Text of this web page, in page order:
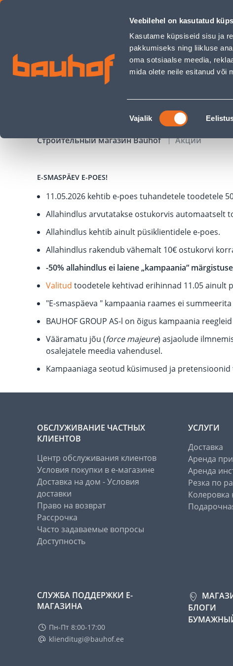
Veebilehel on kasutatud
Kasutame küpsiseid sisu ja
pakkumiseks ning liikluse
oma sotsiaalse meedia,
mida olete neile esitanud või
Nõusoleku
valik
Vajalik
Акционные предложения - Bauhof has loaded
Обслуживание бизнес-клиентов
АКЦИИ
Строительный магазин Bauhof Акции
E-SMASPÄEV E-POES!
11.05.2026 kehtib e-poes tuhandetele toodetele
Allahindlus arvutatakse ostukorvis automaatselt
Allahindlus kehtib ainult püsiklientidele e-poes.
Allahindlus rakendub vähemalt 10€ ostukorvi
-50% allahindlus ei laiene „kampaania“
Valitud toodetele kehtivad erihinnad 11.05 ainult
"E-smaspäeva " kampaania raames ei
BAUHOF GROUP AS-l on õigus kampaania
Vääramatu jõu (force majeure) asjaolude
osalejatele meedia vahendusel.
Kampaaniaga seotud küsimused ja
ОБСЛУЖИВАНИЕ ЧАСТНЫХ
КЛИЕНТОВ
Центр обслуживания клиентов
Условия покупки в е-магазине
Доставка на дом - Условия
доставки
Право на возврат
Рассрочка
Часто задаваемые вопросы
Доступность
УСЛУГИ
Доставка
Аренда
Аренда
Резка по
Колеровка
СЛУЖБА ПОДДЕРЖКИ Е-
МАГАЗИНА
Пн-Пт 8:00-17:00
klienditugi@bauhof.ee
БЛОГИ